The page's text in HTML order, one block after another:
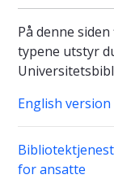
På denne
typene utstyr
English
for ansatte